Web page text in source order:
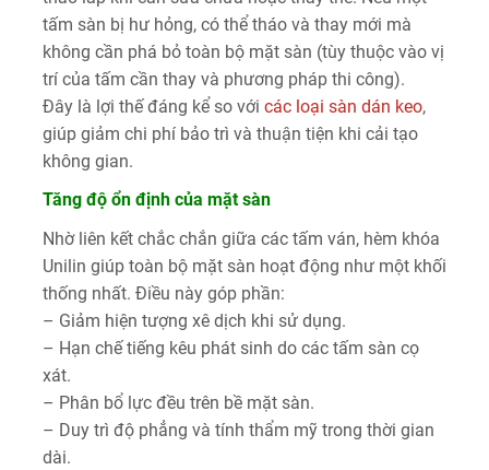
tấm sàn bị hư hỏng, có thể tháo và thay mới mà
không cần phá bỏ toàn bộ mặt sàn (tùy thuộc vào vị
trí của tấm cần thay và phương pháp thi công).
Đây là lợi thế đáng kể so với các loại sàn dán keo,
giúp giảm chi phí bảo trì và thuận tiện khi cải tạo
không gian.
Tăng độ ổn định của mặt sàn
Nhờ liên kết chắc chắn giữa các tấm ván, hèm khóa
Unilin giúp toàn bộ mặt sàn hoạt động như một khối
thống nhất. Điều này góp phần:
– Giảm hiện tượng xê dịch khi sử dụng.
– Hạn chế tiếng kêu phát sinh do các tấm sàn cọ
xát.
– Phân bổ lực đều trên bề mặt sàn.
– Duy trì độ phẳng và tính thẩm mỹ trong thời gian
dài.